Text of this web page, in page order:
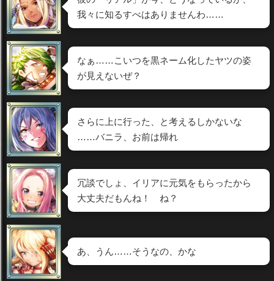
我々に知るすべはありませんわ……
なぁ……こいつを黒ネーム化したヤツの姿
が見えないぜ？
さらに上に行った、と考えるしかないな
……バニラ、お前は帰れ
冗談でしょ、イリアに元気をもらったから
大丈夫だもんね！ ね？
あ、うん……そうなの、かな